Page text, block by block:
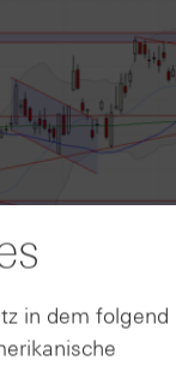
in dem folgend